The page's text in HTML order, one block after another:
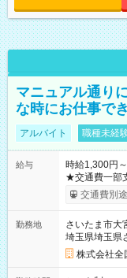
マニュアル通り
な時にお仕事で
アルバイト 職種未経
給与
時給1,300円～
★交通費一部支給 時給1,300円～ ※試験・役割に
※勤務回数に
り！】 希望
例】 ・河合
×8時間＝日収
円の場合あり
円（役割手当＋
交通費別
勤務地
さいたま市大
埼玉県埼玉県
株式会社全